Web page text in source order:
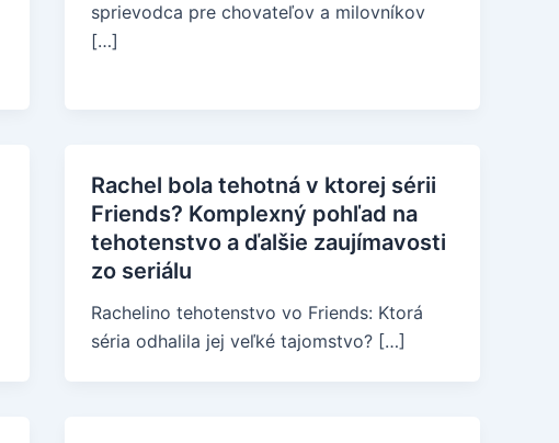
sprievodca pre chovateľov a milovníkov
[…]
Rachel bola tehotná v ktorej sérii
Friends? Komplexný pohľad na
tehotenstvo a ďalšie zaujímavosti
zo seriálu
Rachelino tehotenstvo vo Friends: Ktorá
séria odhalila jej veľké tajomstvo? […]